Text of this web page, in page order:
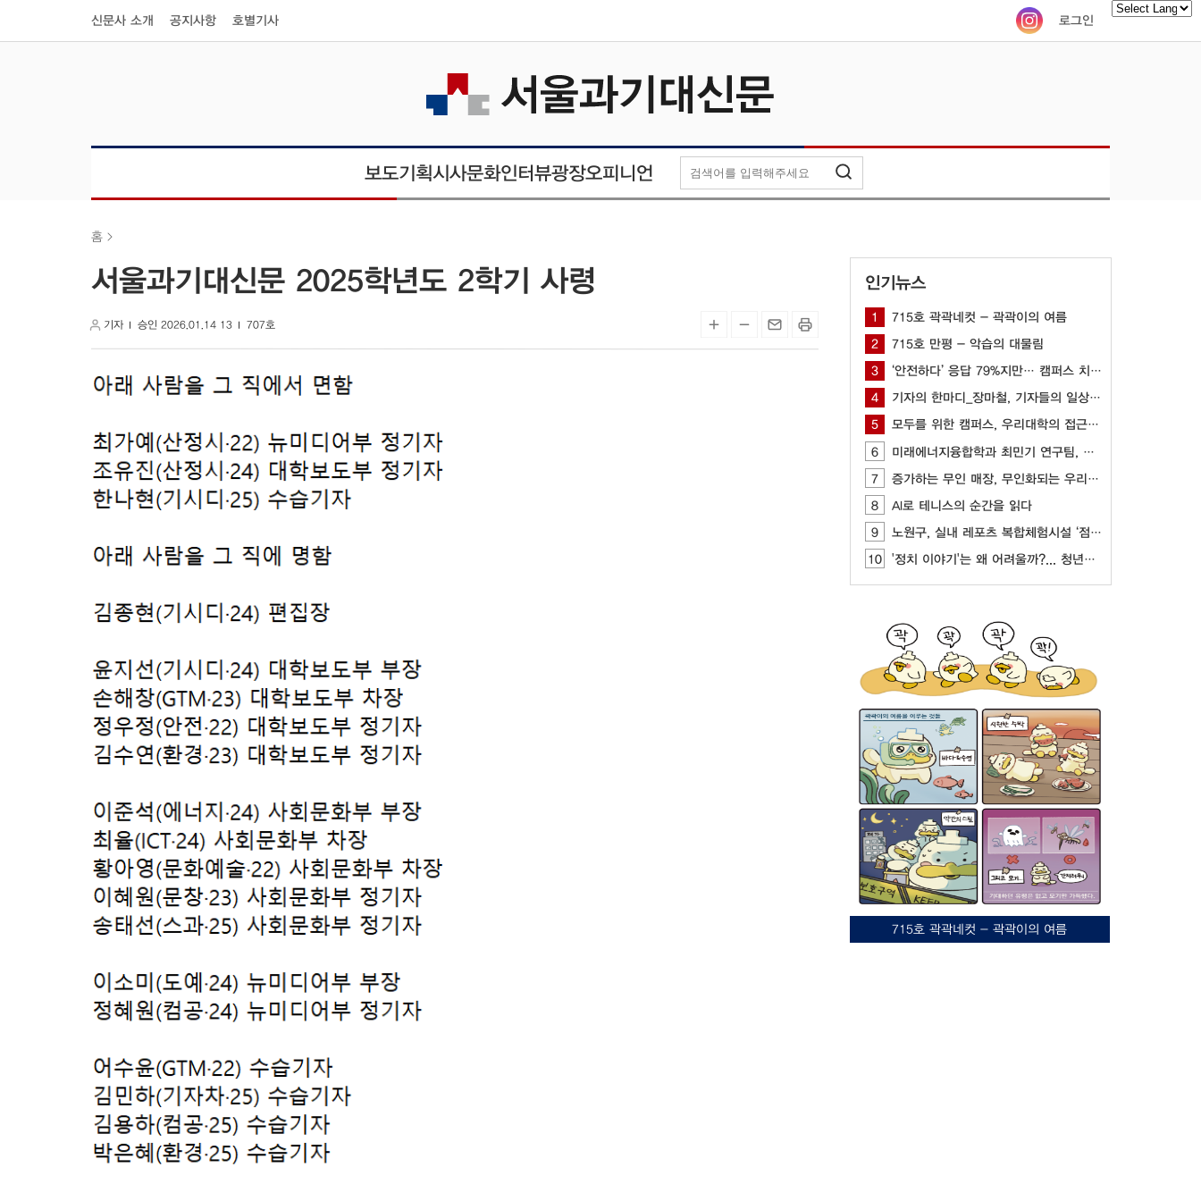
신문사 소개 공지사항 호별기사 로그인
보도기획시사문화인터뷰광장오피니언
홈
서울과기대신문 2025학년도 2학기 사령
기자 승인 2026.01.14 13 707호
인기뉴스
1 715호 곽곽네컷 - 곽곽이의 여름
2 715호 만평 - 악습의 대물림
3 ‘안전하다’ 응답 79%지만… 캠퍼스 치안 공백 여전해
4 기자의 한마디_장마철, 기자들의 일상은?
5 모두를 위한 캠퍼스, 우리대학의 접근성을 묻다
6 미래에너지융합학과 최민기 연구팀, AI, CFD 기반 최적화 기술 개발
7 증가하는 무인 매장, 무인화되는 우리 사회
8 AI로 테니스의 순간을 읽다
9 노원구, 실내 레포츠 복합체험시설 ‘점프’ 개관
10 '정치 이야기'는 왜 어려울까?... 청년들이 느끼는 정치 표현의 부담
715호 곽곽네컷 - 곽곽이의 여름